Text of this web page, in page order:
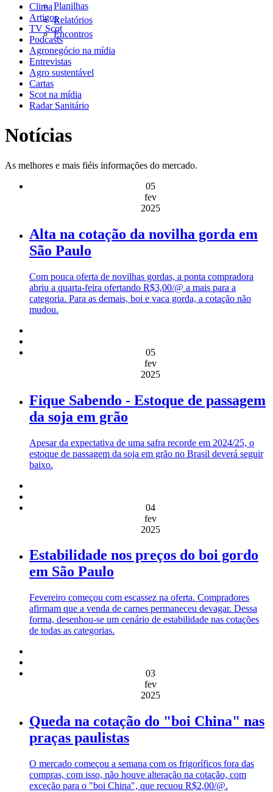
Planilhas
Relatórios
Encontros
Clima
Artigos
TV Scot
Podcasts
Agronegócio na mídia
Entrevistas
Agro sustentável
Cartas
Scot na mídia
Radar Sanitário
Notícias
As melhores e mais fiéis informações do mercado.
05
fev
2025
Alta na cotação da novilha gorda em
São Paulo
Com pouca oferta de novilhas gordas, a ponta compradora
abriu a quarta-feira ofertando R$3,00/@ a mais para a
categoria. Para as demais, boi e vaca gorda, a cotação não
mudou.
05
fev
2025
Fique Sabendo - Estoque de passagem
da soja em grão
Apesar da expectativa de uma safra recorde em 2024/25, o
estoque de passagem da soja em grão no Brasil deverá seguir
baixo.
04
fev
2025
Estabilidade nos preços do boi gordo
em São Paulo
Fevereiro começou com escassez na oferta. Compradores
afirmam que a venda de carnes permaneceu devagar. Dessa
forma, desenhou-se um cenário de estabilidade nas cotações
de todas as categorias.
03
fev
2025
Queda na cotação do "boi China" nas
praças paulistas
O mercado começou a semana com os frigoríficos fora das
compras, com isso, não houve alteração na cotação, com
exceção para o "boi China", que recuou R$2,00/@.